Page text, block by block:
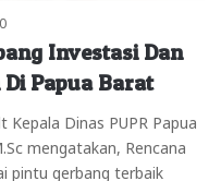
0
Investasi Dan
Papua Barat
Kepala Dinas PUPR Papua
mengatakan, Rencana
pintu gerbang terbaik